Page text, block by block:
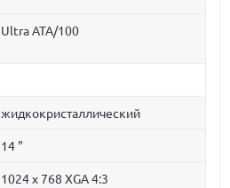
Ultra ATA/100
жидкокристаллический
14 "
1024 x 768 XGA 4:3